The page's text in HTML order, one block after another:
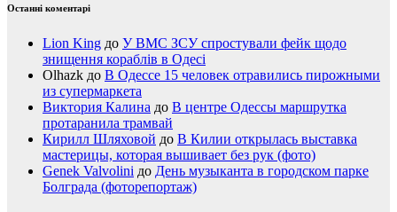
Останні коментарі
Lion King до У ВМС ЗСУ спростували фейк щодо
знищення кораблів в Одесі
Olhazk до В Одессе 15 человек отравились пирожными
из супермаркета
Виктория Калина до В центре Одессы маршрутка
протаранила трамвай
Кирилл Шляховой до В Килии открылась выставка
мастерицы, которая вышивает без рук (фото)
Genek Valvolini до День музыканта в городском парке
Болграда (фоторепортаж)